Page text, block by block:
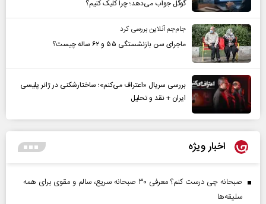
گوگل جواب می‌دهد؛ چرا کلیک کنیم؟
جام‌جم آنلاین بررسی کرد
ماجرای سن بازنشستگی ۵۵ و ۶۲ ساله چیست؟
بررسی سریال «اعتراف می‌کنم»؛ ساختارشکنی در ژانر پلیسی
ایران + نقد و تحلیل
اخبار ویژه
صبحانه چی درست کنم؟ معرفی ۳۰ صبحانه سریع، سالم و مقوی برای همه
سلیقه‌ها